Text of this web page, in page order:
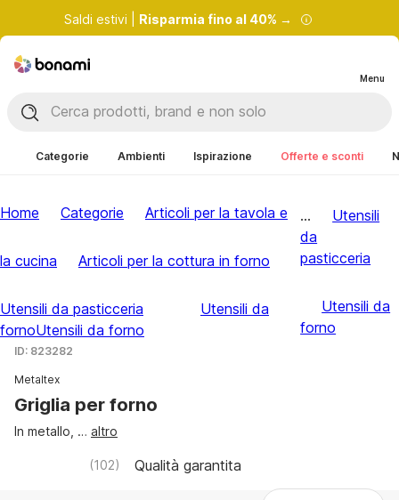
Saldi estivi | Risparmia fino al 40% →
Menu
Categorie Ambienti Ispirazione Offerte e sconti
Home Categorie Articoli per la tavola e
la cucina Articoli per la cottura in forno
Utensili da pasticceria
Utensili da
fornoUtensili da forno
...
Utensili
da
pasticceria
Utensili da
forno
ID: 823282
Metaltex
Griglia per forno
In metallo , … altro
(102) Qualità garantita